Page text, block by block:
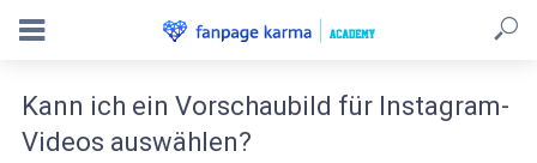
Kann ich ein Vorschaubild für Instagram-
Videos auswählen?